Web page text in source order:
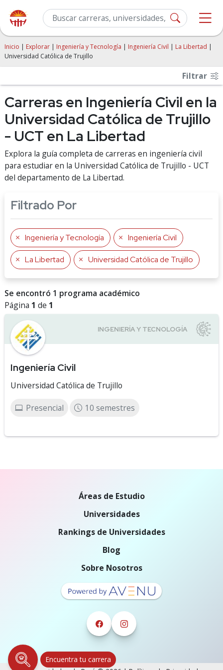
Inicio | Explorar | Ingeniería y Tecnología | Ingeniería Civil | La Libertad |
Universidad Católica de Trujillo
Filtrar
Carreras en Ingeniería Civil en la
Universidad Católica de Trujillo
- UCT en La Libertad
Explora la guía completa de carreras en ingeniería civil
para estudiar en la Universidad Católica de Trujillo - UCT
del departamento de La Libertad.
Filtrado Por
Ingeniería y Tecnología Ingeniería Civil
La Libertad Universidad Católica de Trujillo
Se encontró 1 programa académico
Página 1 de 1
Ingeniería Civil
Universidad Católica de Trujillo
Presencial 10 semestres
Encuentra tu carrera
Áreas de Estudio
Universidades
Rankings de Universidades
Blog
Sobre Nosotros